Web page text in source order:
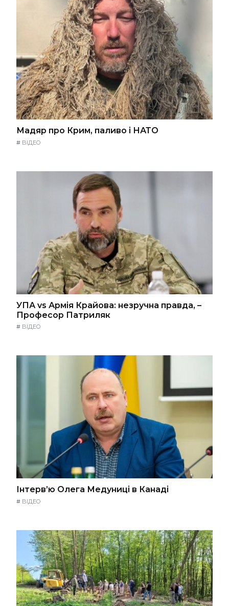
Мадяр про Крим, паливо і НАТО
# ВІДЕО
УПА vs Армія Крайова: незручна правда, –
Професор Патриляк
# ВІДЕО
Інтерв’ю Олега Медуниці в Канаді
# ВІДЕО